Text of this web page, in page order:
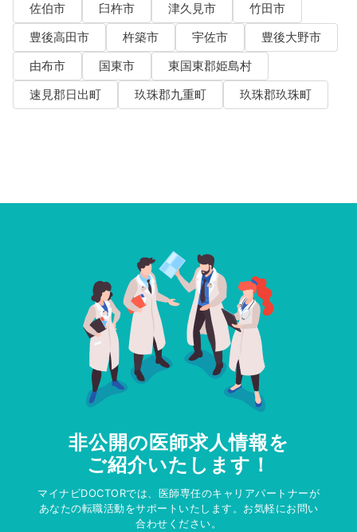
佐伯市
臼杵市 津久見市
竹田市
豊後高田市
杵築市 宇佐市
豊後大野市
由布市
国東市
東国東郡姫島村
速見郡日出町
玖珠郡九重町 玖珠郡玖珠町
非公開の医師求人情報を
ご紹介いたします！
マイナビDOCTORでは、医師専任のキャリアパートナーが
あなたの転職活動をサポートいたします。お気軽にお問い
合わせください。